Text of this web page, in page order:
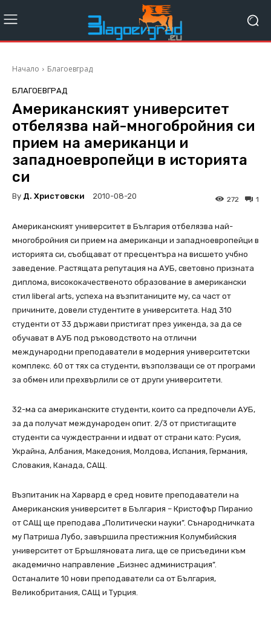
Начало Благоевград
БЛАГОЕВГРАД
Американският университет
отбелязва най-многобройния си
прием на американци и
западноевропейци в историята
си
By Д. Христовски 2010-08-20 1
272
Американският университет в България отбелязва най-
многобройния си прием на американци и западноевропейци в
историята си, съобщават от пресцентъра на висшето учбно
заведение. Растящата репутация на АУБ, световно призната
диплома, висококачественото образование в американски
стил liberal arts, успеха на възпитаниците му, са част от
причините, довели студентите в университета. Над 310
студенти от 33 държави пристигат през уикенда, за да се
обучават в АУБ под ръководството на отлични
международни преподаватели в модерния университетски
комплекс. 60 от тях са студенти, възползващи се от програми
за обмен или прехвърлили се от други университети.
32-ма са американските студенти, които са предпочели АУБ,
за да получат международен опит. 2/3 от пристигащите
студенти са чуждестранни и идват от страни като: Русия,
Украйна, Албания, Македония, Молдова, Испания, Германия,
Словакия, Канада, САЩ.
Възпитаник на Харвард е сред новите преподаватели на
Американския университет в България – Кристофър Пиранио
от САЩ ще преподава „Политически науки”. Сънародничката
му Патриша Лубо, завършила престижния Колумбийския
университет от Бръшляновата лига, ще се присъедини към
академично направление „Бизнес администрация”.
Останалите 10 нови преподаватели са от България,
Великобритания, САЩ и Турция.